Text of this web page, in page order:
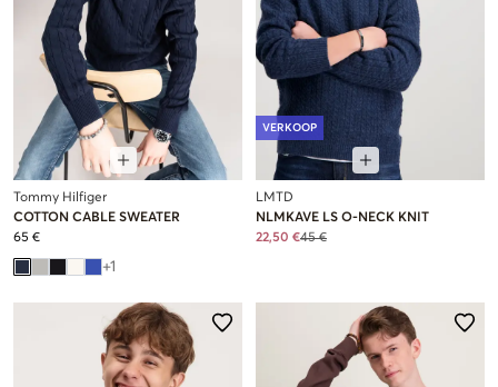
Tommy Hilfiger
COTTON CABLE SWEATER
65 €
+1
VERKOOP
LMTD
NLMKAVE LS O-NECK KNIT
22,50 €45 €